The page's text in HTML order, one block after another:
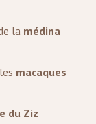
la médina
macaques
du Ziz